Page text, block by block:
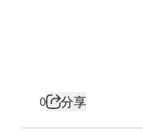
0 分享